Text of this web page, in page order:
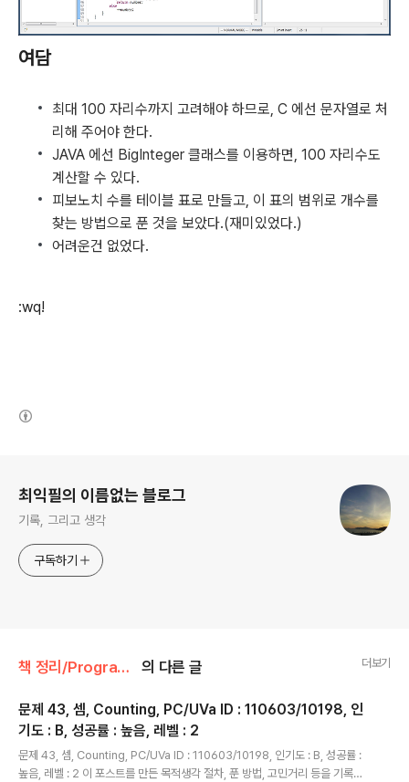
여담
최대 100 자리수까지 고려해야 하므로, C 에선 문자열로 처
리해 주어야 한다.
JAVA 에선 BigInteger 클래스를 이용하면, 100 자리수도
계산할 수 있다.
피보노치 수를 테이블 표로 만들고, 이 표의 범위로 개수를
찾는 방법으로 푼 것을 보았다.(재미있었다.)
어려운건 없었다.
:wq!
최익필의 이름없는 블로그
기록, 그리고 생각
구독하기
책 정리/Programming Challenges : 알고리즘 트래이닝 북 의 다른 글 더보기
문제 43, 셈, Counting, PC/UVa ID : 110603/10198, 인
기도 : B, 성공률 : 높음, 레벨 : 2
문제 43, 셈, Counting, PC/UVa ID : 110603/10198, 인기도 : B, 성공률 :
높음, 레벨 : 2 이 포스트를 만든 목적생각 절차, 푼 방법, 고민거리 등을 기록하